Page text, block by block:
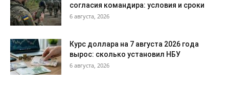
согласия командира: условия и сроки
6 августа, 2026
Курс доллара на 7 августа 2026 года
вырос: сколько установил НБУ
6 августа, 2026